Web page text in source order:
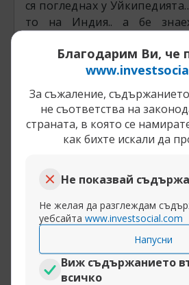
Благодарим Ви, че
За съжаление,
не съответства на
страната, в която се
как бихте искали да
Не показвай
Не желая да разглеждам
уебсайта www.investsocial.com
Напусни
Виж съдържанието
всичко
ся погледнах у
то на Индия.. а бе
Разширяване на
denistar
InstaSpot:
withdraw your
e-payment system or bank, and
the exchange of e-
cryptocurrencies.